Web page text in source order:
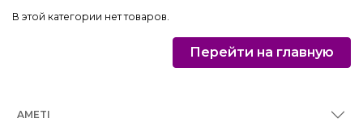
В этой категории нет товаров.
Перейти на главную
AMETI